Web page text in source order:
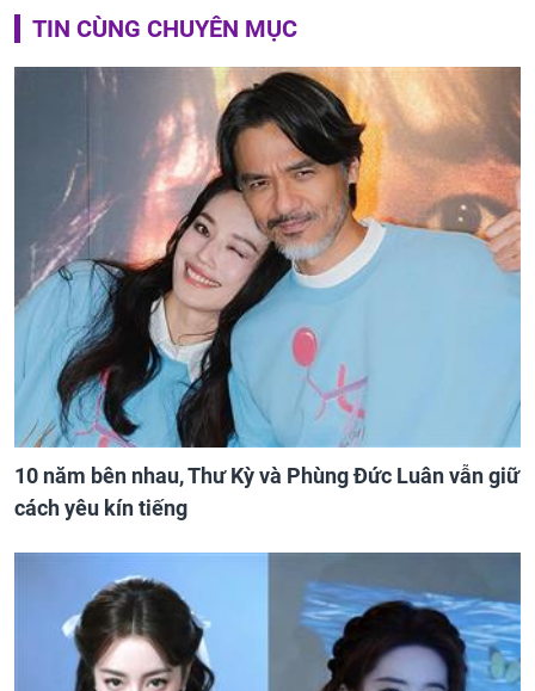
TIN CÙNG CHUYÊN MỤC
10 năm bên nhau, Thư Kỳ và Phùng Đức Luân vẫn giữ
cách yêu kín tiếng